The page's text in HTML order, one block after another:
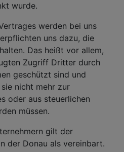
wurde.
werden bei uns
uns dazu, die
Das heißt vor allem,
Zugriff Dritter durch
geschützt sind und
nicht mehr zur
oder aus steuerlichen
müssen.
gilt der
der Donau als vereinbart.